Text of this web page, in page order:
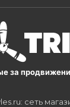
за
сеть